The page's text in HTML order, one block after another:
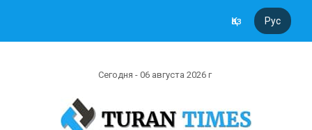
Қаз Рус
Сегодня - 06 августа 2026 г